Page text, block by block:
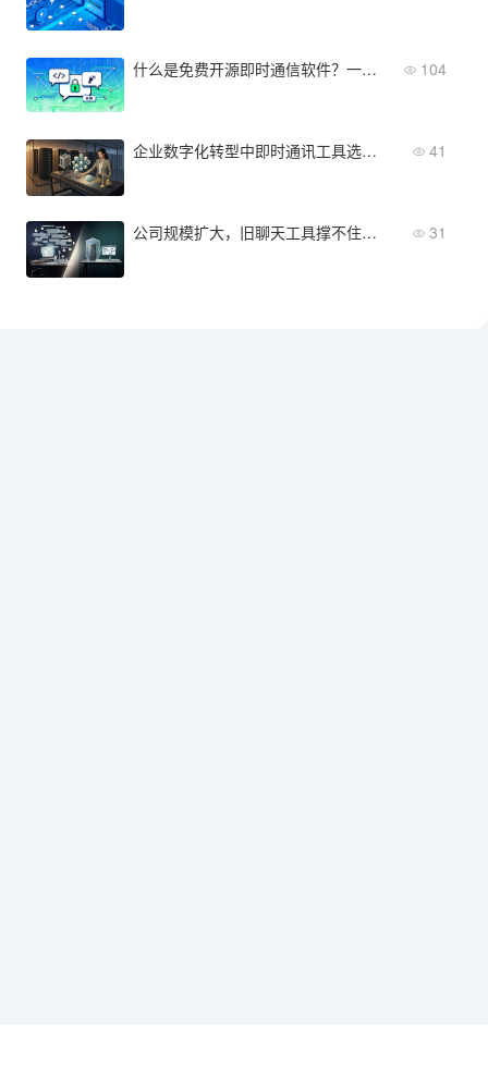
什么是免费开源即时通信软件？一文看懂定义与市场格局 104
企业数字化转型中即时通讯工具选型指南 41
公司规模扩大，旧聊天工具撑不住了，新企业IM怎么选？ 31